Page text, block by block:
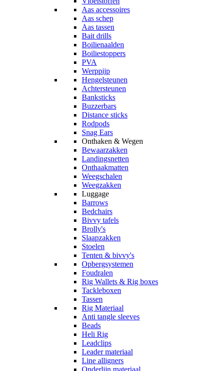
Aas accessoires
Aas schep
Aas tassen
Bait drills
Boilienaalden
Boiliestoppers
PVA
Werppijp
Hengelsteunen
Achtersteunen
Banksticks
Buzzerbars
Distance sticks
Rodpods
Snag Ears
Onthaken & Wegen
Bewaarzakken
Landingsnetten
Onthaakmatten
Weegschalen
Weegzakken
Luggage
Barrows
Bedchairs
Bivvy tafels
Brolly's
Slaapzakken
Stoelen
Tenten & bivvy's
Opbergsystemen
Foudralen
Rig Wallets & Rig boxes
Tackleboxen
Tassen
Rig Materiaal
Anti tangle sleeves
Beads
Heli Rig
Leadclips
Leader materiaal
Line alligners
Onderlijn materiaal